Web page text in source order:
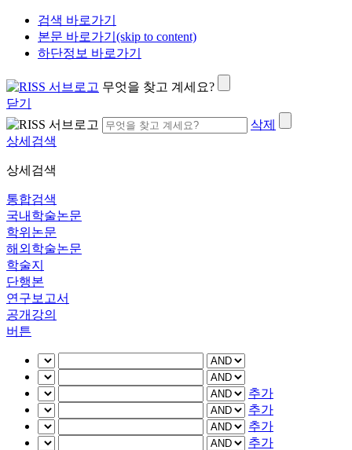
검색 바로가기
본문 바로가기(skip to content)
하단정보 바로가기
무엇을 찾고 계세요?
닫기
삭제
상세검색
상세검색
통합검색
국내학술논문
학위논문
해외학술논문
학술지
단행본
연구보고서
공개강의
버튼
추가
추가
추가
추가